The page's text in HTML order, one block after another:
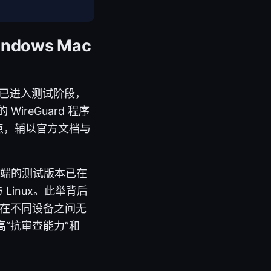
Mac
入测试阶段，
WireGuard 程序
辅以官方文档与
的测试版本已在
Linux。此举背后
不同设备之间无
抗审查能力”和